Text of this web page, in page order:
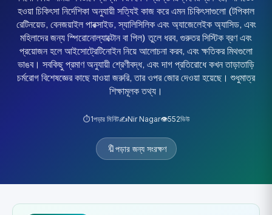
হওয়া চিকিৎসা নির্দেশিকা অনুযায়ী সত্যিই কাজ করে এমন চিকিৎসাগুলো (টপিকাল
রেটিনয়েড, বেনজয়াইল পারক্সাইড, স্যালিসিলিক এবং অ্যাজেলেইক অ্যাসিড, এবং
মহিলাদের জন্য স্পিরোনোল্যাক্টোন বা পিল) তুলে ধরব, গুরুতর সিস্টিক ব্রণ এবং
প্রয়োজন হলে আইসোট্রেটিনোইন নিয়ে আলোচনা করব, এবং ক্ষতিকর মিথগুলো
ভাঙব। সবকিছু প্রমাণ অনুযায়ী শ্রেণীবদ্ধ, এবং দাগ প্রতিরোধে কখন তাড়াতাড়ি
চর্মরোগ বিশেষজ্ঞের কাছে যাওয়া জরুরি, তার ওপর জোর দেওয়া হয়েছে। শুধুমাত্র
শিক্ষামূলক তথ্য।
⏱️1পড়ার মিনিট✍️Nir Nagar👁️552ভিউ
🔖পড়ার জন্য সংরক্ষণ